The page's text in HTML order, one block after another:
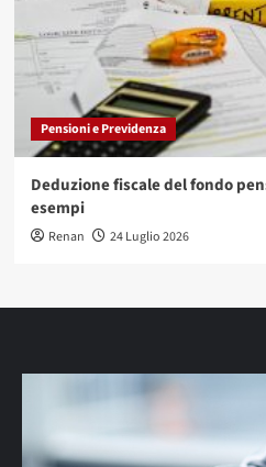
Pensioni e Previdenza
Deduzione fiscale del fondo
esempi
Renan 24 Luglio 2026